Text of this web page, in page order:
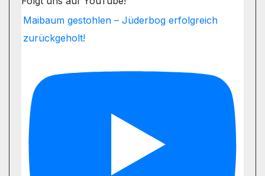
Maibaum gestohlen – Jüderbog erfolgreich
zurückgeholt!